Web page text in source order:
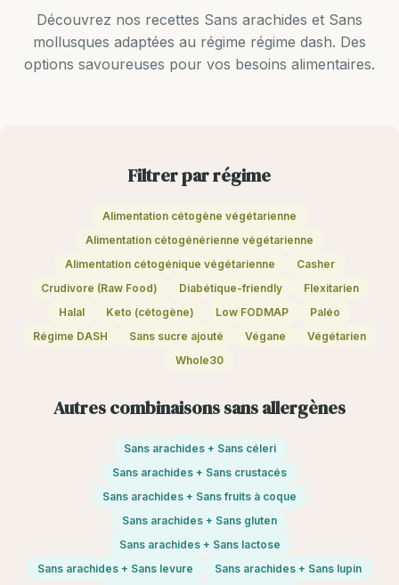
Découvrez nos recettes Sans arachides et Sans
mollusques adaptées au régime régime dash. Des
options savoureuses pour vos besoins alimentaires.
Filtrer par régime
Alimentation cétogène végétarienne
Alimentation cétogénérienne végétarienne
Alimentation cétogénique végétarienne
Casher
Crudivore (Raw Food)
Diabétique-friendly
Flexitarien
Halal
Keto (cétogène) Low FODMAP
Paléo
Régime DASH
Sans sucre ajouté Végane
Végétarien
Whole30
Autres combinaisons sans allergènes
Sans arachides + Sans céleri
Sans arachides + Sans crustacés
Sans arachides + Sans fruits à coque
Sans arachides + Sans gluten
Sans arachides + Sans lactose
Sans arachides + Sans levure
Sans arachides + Sans lupin